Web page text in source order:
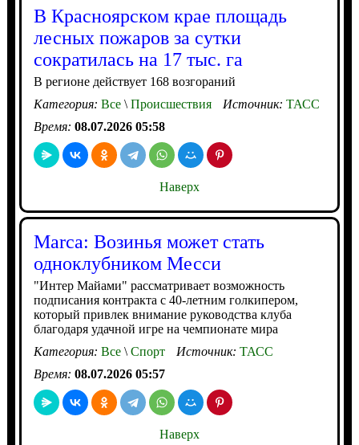
В Красноярском крае площадь
лесных пожаров за сутки
сократилась на 17 тыс. га
В регионе действует 168 возгораний
Категория: Все\Происшествия Источник: ТАСС
Время: 08.07.2026 05:58
Наверх
Marca: Возинья может стать
одноклубником Месси
"Интер Майами" рассматривает возможность
подписания контракта с 40-летним голкипером,
который привлек внимание руководства клуба
благодаря удачной игре на чемпионате мира
Категория: Все\Спорт Источник: ТАСС
Время: 08.07.2026 05:57
Наверх